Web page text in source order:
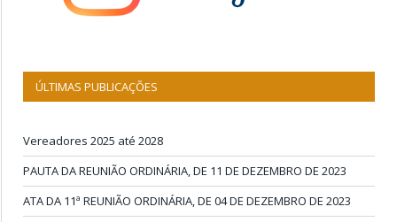
ÚLTIMAS PUBLICAÇÕES
Vereadores 2025 até 2028
PAUTA DA REUNIÃO ORDINÁRIA, DE 11 DE DEZEMBRO DE 2023
ATA DA 11ª REUNIÃO ORDINÁRIA, DE 04 DE DEZEMBRO DE 2023